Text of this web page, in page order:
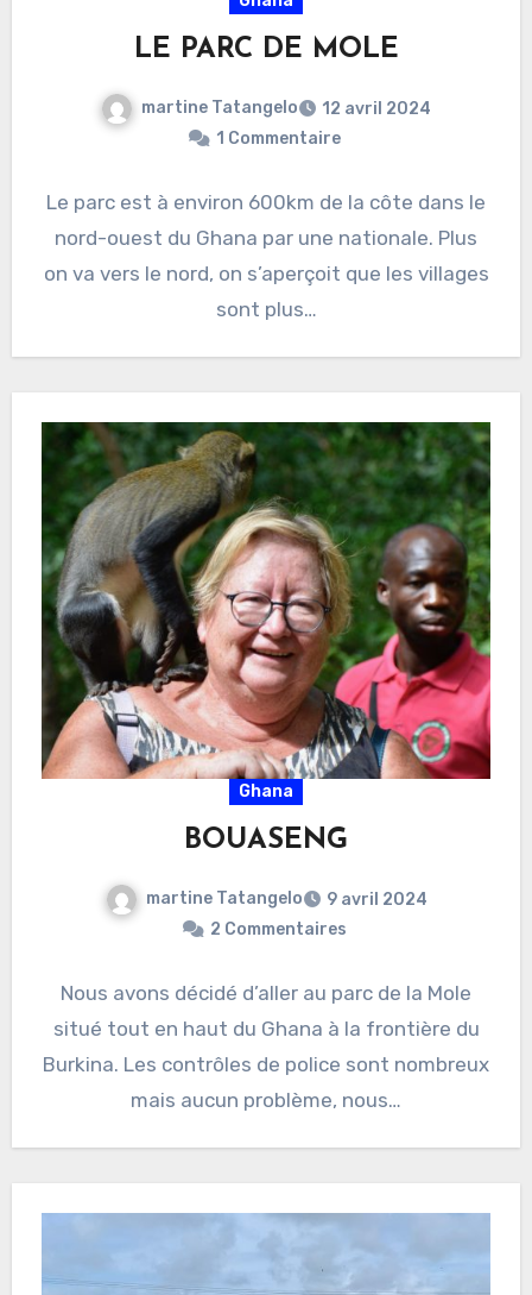
LE PARC DE MOLE
martine Tatangelo
12 avril 2024
1 Commentaire
Le parc est à environ 600km de la côte dans le
nord-ouest du Ghana par une nationale. Plus
on va vers le nord, on s’aperçoit que les villages
sont plus…
Ghana
BOUASENG
martine Tatangelo
9 avril 2024
2 Commentaires
Nous avons décidé d’aller au parc de la Mole
situé tout en haut du Ghana à la frontière du
Burkina. Les contrôles de police sont nombreux
mais aucun problème, nous…